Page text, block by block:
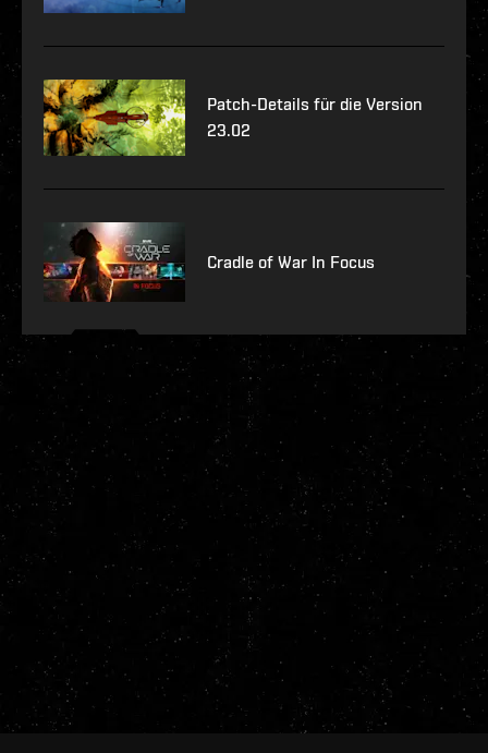
Patch-Details für die Version
23.02
Cradle of War In Focus